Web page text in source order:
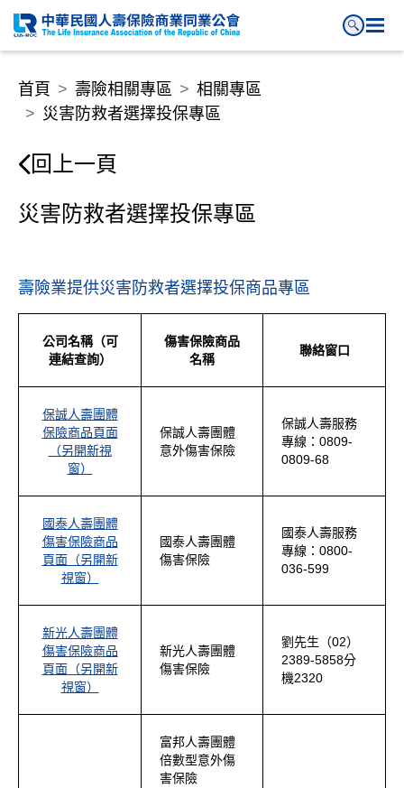
災害防救者選擇投保專區
首頁 壽險相關專區
相關專區
災害防救者選擇投保專區
回上一頁
災害防救者選擇投保專區
壽險業提供災害防救者選擇投保商品專區
公司名稱（可
連結查詢）
傷害保險商品
名稱
聯絡窗口
保誠人壽團體
保險商品頁面
（另開新視
窗）
保誠人壽團體
意外傷害保險
保誠人壽服務
專線：0809-
0809-68
國泰人壽團體
傷害保險商品
頁面（另開新
視窗）
國泰人壽團體
傷害保險
國泰人壽服務
專線：0800-
036-599
新光人壽團體
傷害保險商品
頁面（另開新
視窗）
新光人壽團體
傷害保險
劉先生（02）
2389-5858分
機2320
富邦人壽團體
倍數型意外傷
害保險